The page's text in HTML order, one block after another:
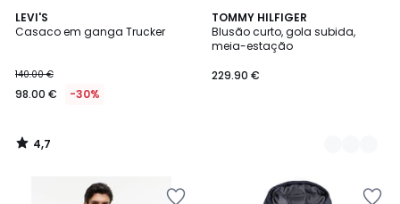
LEVI'S
Casaco em ganga Trucker
140.00 €
98.00 € -30%
4,7
/ 5
4,7
/
TOMMY HILFIGER
Blusão curto, gola subida,
meia-estação
229.90 €
2
Cores